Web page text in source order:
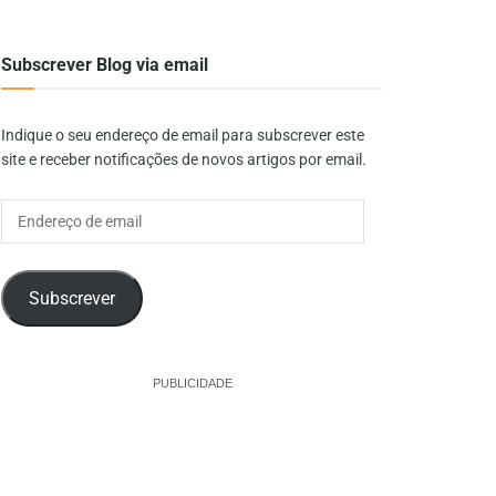
Subscrever Blog via email
Indique o seu endereço de email para subscrever este
site e receber notificações de novos artigos por email.
Subscrever
PUBLICIDADE